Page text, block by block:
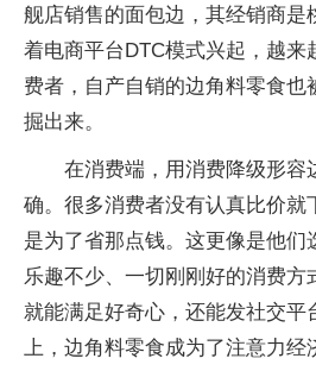
舰店销售的面包边，其经销商是
着电商平台DTC模式兴起，越来
费者，自产自销的边角料零食也
掘出来。
在消费端，用消费降级形容
确。很多消费者没有认真比价就
是为了省那点钱。这更像是他们
乐趣不少、一切刚刚好的消费方
就能满足好奇心，还能发社交平
上，边角料零食成为了注意力经